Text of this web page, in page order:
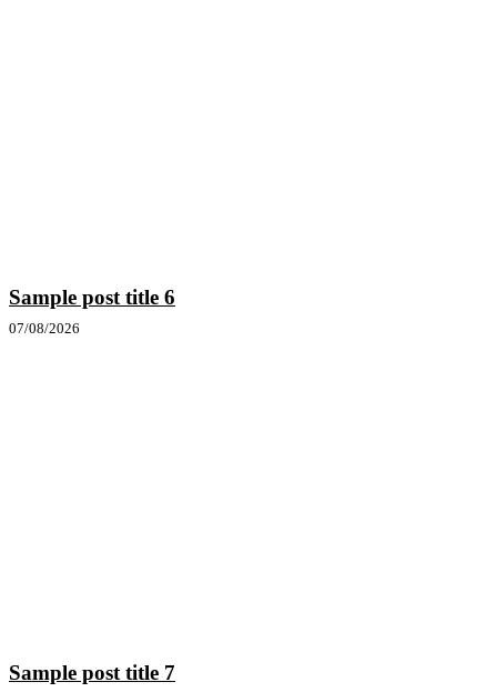
Sample post title 6
07/08/2026
Sample post title 7